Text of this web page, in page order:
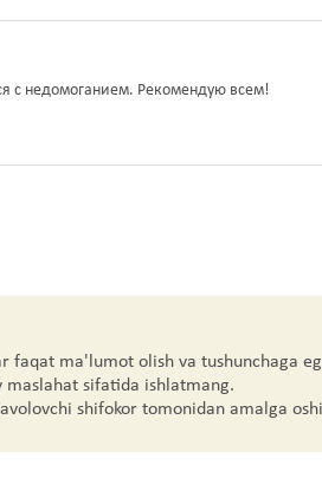
с недомоганием. Рекомендую всем!
faqat ma'lumot olish va tushunchaga
sifatida ishlatmang.
shifokor tomonidan amalga